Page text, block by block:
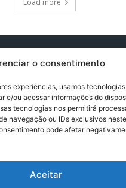
o consentimento
experiências, usamos
e/ou acessar informações do
tecnologias nos permitirá
navegação ou IDs exclusivos
pode afetar
Aceitar
Load more
contatopapogeek@gmail.com
Política de Privacidade